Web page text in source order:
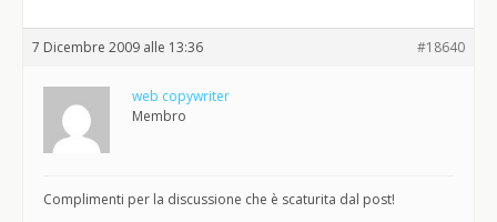
7 Dicembre 2009 alle 13:36 #18640
web copywriter
Membro
Complimenti per la discussione che è scaturita dal post!